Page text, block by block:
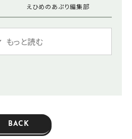
えひめのあぷり編集部
もっと読む
BACK